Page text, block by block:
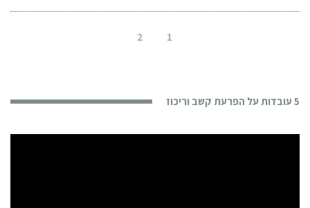
1
2
5 עובדות על הפרעת קשב וריכוז